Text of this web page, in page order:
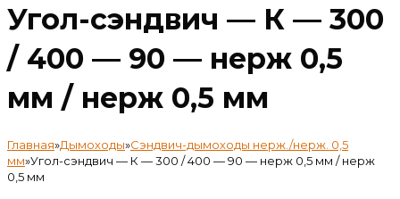
Угол-сэндвич — К — 300
/ 400 — 90 — нерж 0,5
мм / нерж 0,5 мм
Главная»Дымоходы»Сэндвич-дымоходы нерж./нерж. 0,5
мм»Угол-сэндвич — К — 300 / 400 — 90 — нерж 0,5 мм / нерж
0,5 мм